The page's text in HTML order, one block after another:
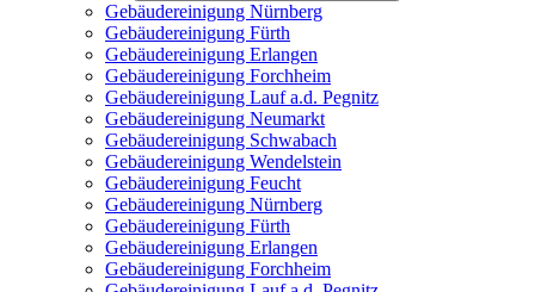
Gebäudereinigung Nürnberg
Gebäudereinigung Fürth
Gebäudereinigung Erlangen
Gebäudereinigung Forchheim
Gebäudereinigung Lauf a.d. Pegnitz
Gebäudereinigung Neumarkt
Gebäudereinigung Schwabach
Gebäudereinigung Wendelstein
Gebäudereinigung Feucht
Gebäudereinigung Nürnberg
Gebäudereinigung Fürth
Gebäudereinigung Erlangen
Gebäudereinigung Forchheim